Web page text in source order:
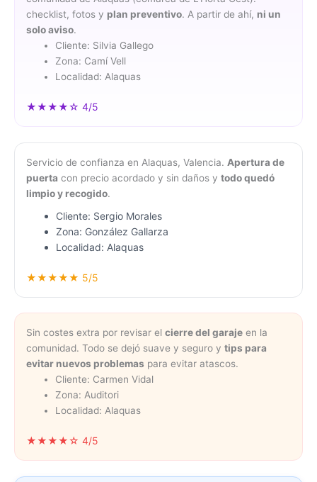
checklist, fotos y plan preventivo. A partir de ahí, ni un
solo aviso.
Cliente: Silvia Gallego
Zona: Camí Vell
Localidad: Alaquas
★★★★☆ 4/5
Servicio de confianza en Alaquas, Valencia. Apertura de
puerta con precio acordado y sin daños y todo quedó
limpio y recogido.
Cliente: Sergio Morales
Zona: González Gallarza
Localidad: Alaquas
★★★★★ 5/5
Sin costes extra por revisar el cierre del garaje en la
comunidad. Todo se dejó suave y seguro y tips para
evitar nuevos problemas para evitar atascos.
Cliente: Carmen Vidal
Zona: Auditori
Localidad: Alaquas
★★★★☆ 4/5